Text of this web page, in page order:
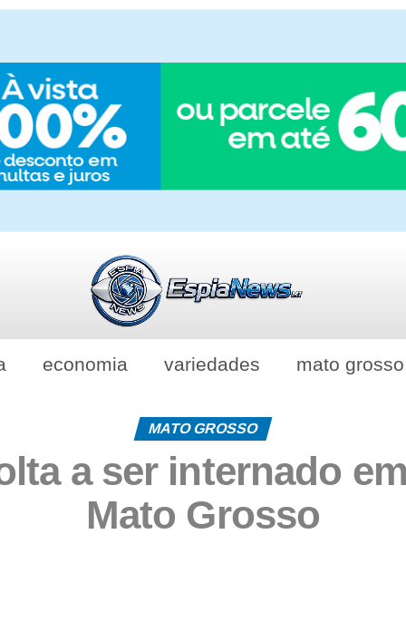
economia variedades mato grosso
MATO GROSSO
a ser internado
Mato Grosso